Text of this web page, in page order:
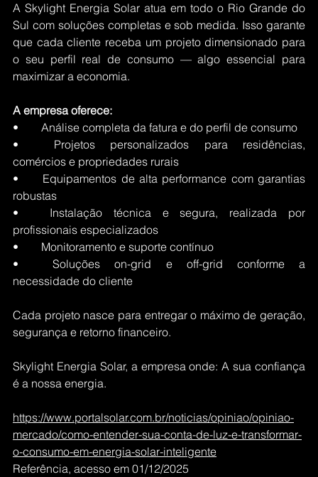
A Skylight Energia Solar atua em todo o Rio Grande do
Sul com soluções completas e sob medida. Isso garante
que cada cliente receba um projeto dimensionado para
o seu perfil real de consumo — algo essencial para
maximizar a economia.
A empresa oferece:
•	Análise completa da fatura e do perfil de consumo
•	Projetos personalizados para residências,
comércios e propriedades rurais
•	Equipamentos de alta performance com garantias
robustas
•	Instalação técnica e segura, realizada por
profissionais especializados
•	Monitoramento e suporte contínuo
•	Soluções on-grid e off-grid conforme a
necessidade do cliente
Cada projeto nasce para entregar o máximo de geração,
segurança e retorno financeiro.
Skylight Energia Solar, a empresa onde: A sua confiança
é a nossa energia.
https://www.portalsolar.com.br/noticias/opiniao/opiniao-
mercado/como-entender-sua-conta-de-luz-e-transformar-
o-consumo-em-energia-solar-inteligente
Referência, acesso em 01/12/2025